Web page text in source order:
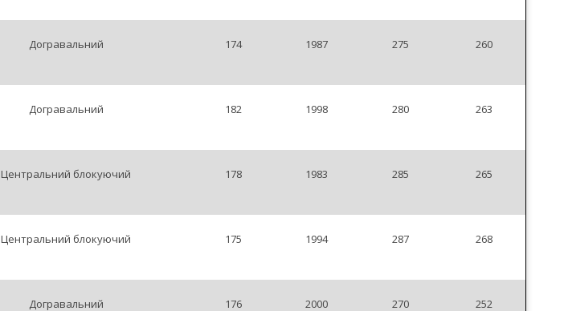
Догравальний 174 1987 275 260
Догравальний 182 1998 280 263
Центральний блокуючий 178 1983 285 265
Центральний блокуючий 175 1994 287 268
Догравальний 176 2000 270 252